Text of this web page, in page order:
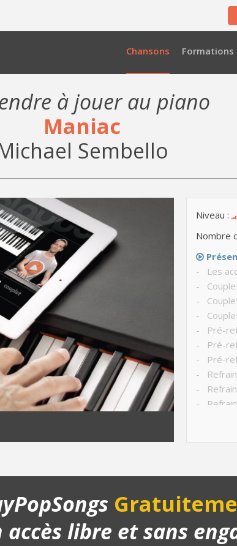
Chansons Formations
à jouer au piano
Maniac
Sembello
Niveau :
Nombre
- Les
-
-
-
- Pré-
- Pré-
- Pré-
-
-
- Refrain
-
accès libre et sans